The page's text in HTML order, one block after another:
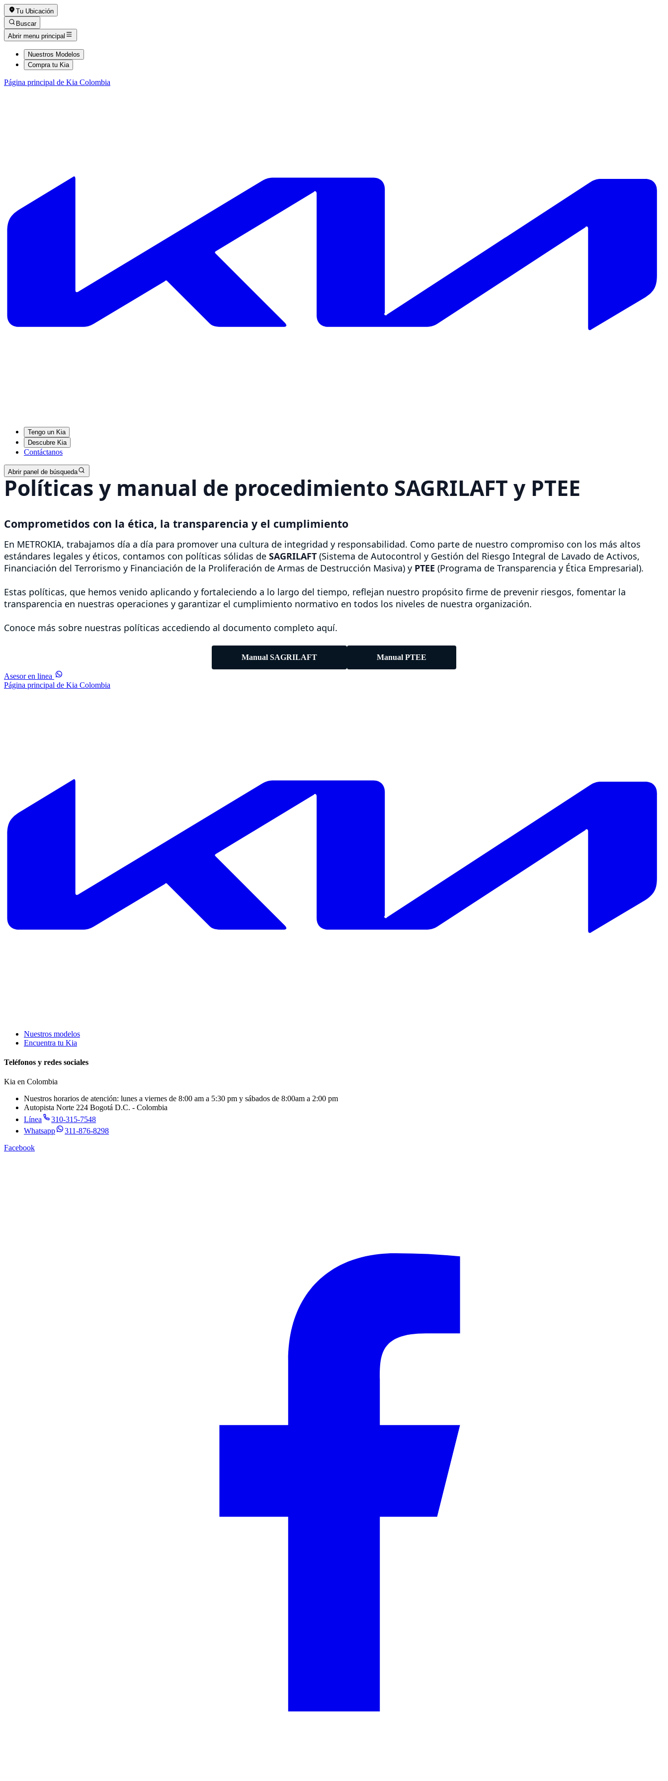
Tu Ubicación
Buscar
Abrir menu principal
Nuestros Modelos
Compra tu Kia
Página principal de Kia Colombia
Tengo un Kia
Descubre Kia
Contáctanos
Abrir panel de búsqueda
Políticas y manual de procedimiento SAGRILAFT y PTEE
Comprometidos con la ética, la transparencia y el cumplimiento
En METROKIA, trabajamos día a día para promover una cultura de integridad y responsabilidad. Como parte de nuestro compromiso con los más altos
estándares legales y éticos, contamos con políticas sólidas de SAGRILAFT (Sistema de Autocontrol y Gestión del Riesgo Integral de Lavado de Activos,
Financiación del Terrorismo y Financiación de la Proliferación de Armas de Destrucción Masiva) y PTEE (Programa de Transparencia y Ética Empresarial).
Estas políticas, que hemos venido aplicando y fortaleciendo a lo largo del tiempo, reflejan nuestro propósito firme de prevenir riesgos, fomentar la
transparencia en nuestras operaciones y garantizar el cumplimiento normativo en todos los niveles de nuestra organización.
Conoce más sobre nuestras políticas accediendo al documento completo aquí.
Manual SAGRILAFT Manual PTEE
Asesor en linea
Página principal de Kia Colombia
Nuestros modelos
Encuentra tu Kia
Teléfonos y redes sociales
Kia en Colombia
Nuestros horarios de atención: lunes a viernes de 8:00 am a 5:30 pm y sábados de 8:00am a 2:00 pm
Autopista Norte 224 Bogotá D.C. - Colombia
Línea
310-315-7548
Whatsapp
311-876-8298
Facebook